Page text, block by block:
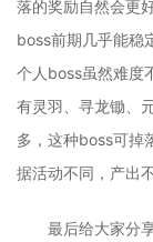
落的奖励自然会更
boss前期几乎能稳
个人boss虽然难度
有灵羽、寻龙锄、
多，这种boss可掉
据活动不同，产出
最后给大家分